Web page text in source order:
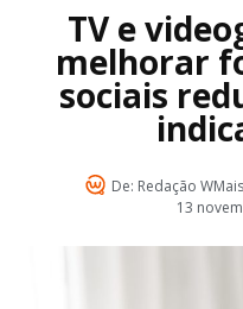
TV e
melhorar
sociais
De: Redação WMais
13